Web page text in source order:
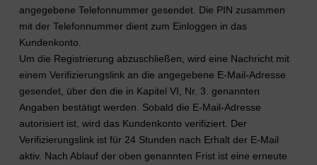
angegebene Telefonnummer gesendet. Die PIN zusammen
mit der Telefonnummer dient zum Einloggen in das
Kundenkonto.
Um die Registrierung abzuschließen, wird eine Nachricht mit
einem Verifizierungslink an die angegebene E-Mail-Adresse
gesendet, über den die in Kapitel VI, Nr. 3. genannten
Angaben bestätigt werden. Sobald die E-Mail-Adresse
autorisiert ist, wird das Kundenkonto verifiziert. Der
Verifizierungslink ist für 24 Stunden nach Erhalt der E-Mail
aktiv. Nach Ablauf der oben genannten Frist ist eine erneute